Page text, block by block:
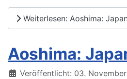
Weiterlesen: Aoshima:
Aoshima:
Details
Veröffentlicht: 03.